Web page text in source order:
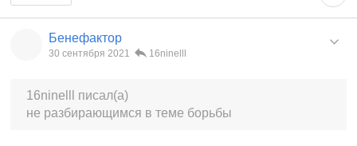
Бенефактор
30 сентября 2021 16ninelll
16ninelll писал(а)
не разбирающимся в теме борьбы